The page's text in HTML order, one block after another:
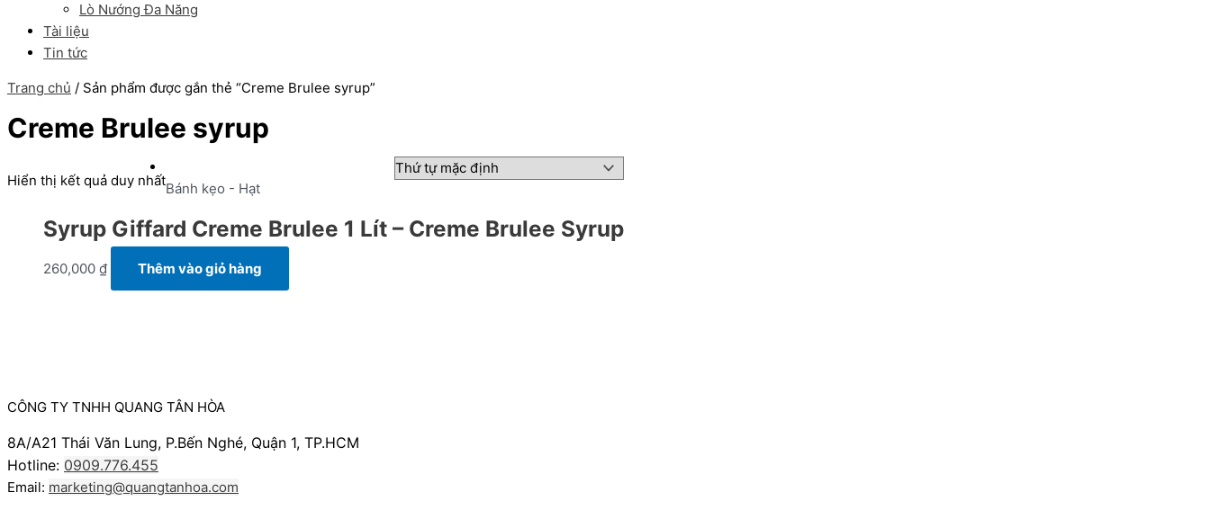
Lò Nướng Đa Năng
Tài liệu
Tin tức
Trang chủ / Sản phẩm được gắn thẻ “Creme Brulee syrup”
Creme Brulee syrup
Hiển thị kết quả duy nhấtBánh kẹo - Hạt
Syrup Giffard Creme Brulee 1 Lít – Creme Brulee Syrup
260,000 ₫ Thêm vào giỏ hàng
CÔNG TY TNHH QUANG TÂN HÒA
8A/A21 Thái Văn Lung, P.Bến Nghé, Quận 1, TP.HCM
Hotline: 0909.776.455
Email: marketing@quangtanhoa.com